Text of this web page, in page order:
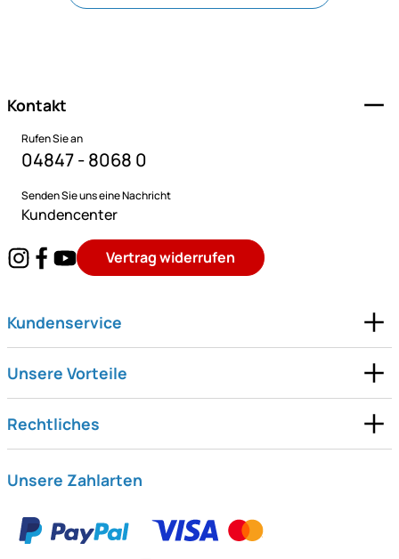
Kontakt
Rufen Sie an
04847 - 8068 0
Senden Sie uns eine Nachricht
Kundencenter
Vertrag widerrufen
Kundenservice
Unsere Vorteile
Rechtliches
Unsere Zahlarten